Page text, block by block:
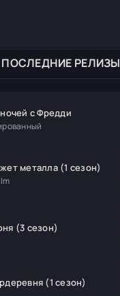
ПОСЛЕДНИЕ РЕЛИЗЫ
с Фредди
металла (1 сезон)
(3 сезон)
(1 сезон)